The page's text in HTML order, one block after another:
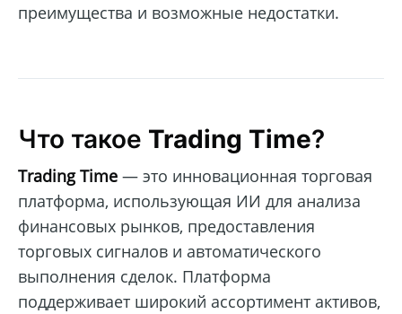
преимущества и возможные недостатки.
Что такое Trading Time?
Trading Time — это инновационная торговая
платформа, использующая ИИ для анализа
финансовых рынков, предоставления
торговых сигналов и автоматического
выполнения сделок. Платформа
поддерживает широкий ассортимент активов,